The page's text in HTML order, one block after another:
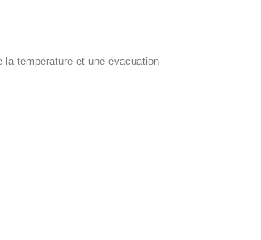
la température et une évacuation